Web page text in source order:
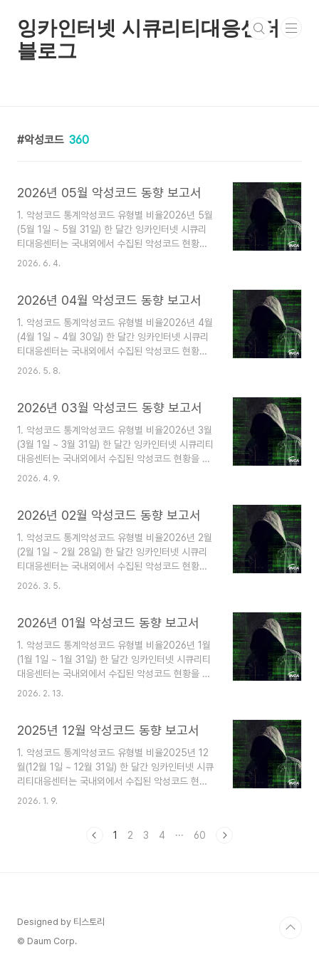
잉카인터넷 시큐리티대응센터
블로그
악성코드 360
2026년 05월 악성코드 동향 보고서
1. 악성코드 통계악성코드 유형별 비율2026년 5월
(5월 1일 ~ 5월 31일) 한 달간 잉카인터넷 시큐리
티대응센터는 국내외에서 수집된 악성코드 현황을
조사하였으며, 유형별로 비교하였을 때 Trojan이
월(5월 1일 ~ 5월 31일) 한 달간 등장한 악성코드
C&C 서버 통신을 구현한 새로운 파이썬 기반의 백
도어 DEEP#DOOR가 등장했다. 또한, 소프트웨어
의 공식 사이트의 설치 파일에 QUIC RAT 악성코
드를 삽입해 유포하는 공급망 공격과 가짜 면접 플
JobStealer의 소식이 전해졌다. ..
2026. 6. 4.
2026년 04월 악성코드 동향 보고서
1. 악성코드 통계악성코드 유형별 비율2026년 4월
(4월 1일 ~ 4월 30일) 한 달간 잉카인터넷 시큐리
티대응센터는 국내외에서 수집된 악성코드 현황을
조사하였으며, 유형별로 비교하였을 때 Trojan이
(4월 1일 ~ 4월 30일) 한 달간 등장한 악성코드를
스쿼팅을 이용해 유포한 AtlasCross RAT이 등장
했다. 또한, Claude Code 유출 이슈를 악용해 깃
허브에서 유포되는 Vidal Stealer와 앱스토어 및
플레이 스토어에서 발견된 새로운 버전의
네수엘라 기업을 ..
2026. 5. 8.
2026년 03월 악성코드 동향 보고서
1. 악성코드 통계악성코드 유형별 비율2026년 3월
(3월 1일 ~ 3월 31일) 한 달간 잉카인터넷 시큐리티
대응센터는 국내외에서 수집된 악성코드 현황을 조
사하였으며, 유형별로 비교하였을 때 Trojan이
드 동향2026년 3월(3월 1일 ~ 3월 31일) 한 달간
문서 프로그램 업데이트로 위장해 장기적인 원격 제
어를 시도하는 ScreenConnect 백도어가 발견됐
다. 또한, ClickFix 기법을 사용해 사용자가 직접 파
워셸 명령어를 실행하도록 유도하는 AI 생성 악성코
탈취한 NPM 토..
2026. 4. 9.
2026년 02월 악성코드 동향 보고서
1. 악성코드 통계악성코드 유형별 비율2026년 2월
(2월 1일 ~ 2월 28일) 한 달간 잉카인터넷 시큐리
티대응센터는 국내외에서 수집된 악성코드 현황을
조사하였으며, 유형별로 비교하였을 때 Trojan이
월 1일 ~ 2월 28일) 한 달간 등장한 악성코드를 조
사용해 PowerShell 스크립트를 실행하도록 유도
하고 MimicRAT 악성코드를 유포하는 피싱 캠페인
이 발견됐다. 또한, 윈도우 및 리눅스 등 다양한 운
영체제 대상의 DrangonForce 랜섬웨어가 등장했
탈취하는 데 사용된 Z..
2026. 3. 5.
2026년 01월 악성코드 동향 보고서
1. 악성코드 통계악성코드 유형별 비율2026년 1월
(1월 1일 ~ 1월 31일) 한 달간 잉카인터넷 시큐리티
대응센터는 국내외에서 수집된 악성코드 현황을 조
사하였으며, 유형별로 비교하였을 때 Trojan이
1월(1월 1일 ~ 1월 31일) 한 달간 등장한 악성코드
우크라이나 의회와 군사 기관을 대상으로 메신저 바
이버 (Viber)를 이용한 정보 탈취 악성코드 캠페인
이 발견됐다. 또한, macOS를 대상으로 한 정보 탈
취 악성코드인 MonetaStealer와 클라우드 제공
2026. 2. 13.
2025년 12월 악성코드 동향 보고서
1. 악성코드 통계악성코드 유형별 비율2025년 12
월(12월 1일 ~ 12월 31일) 한 달간 잉카인터넷 시큐
리티대응센터는 국내외에서 수집된 악성코드 현황
을 조사하였으며, 유형별로 비교하였을 때 Trojan
년 12월(12월 1일 ~ 12월 31일) 한 달간 등장한 악
을 마운트하는 방식으로 실행되는 Phantom
Stealer가 등..
2026. 1. 9.
1 2 3 4 ··· 60
Designed by 티스토리
© Daum Corp.